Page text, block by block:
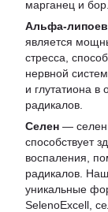
марганец и бор.
Альфа-
является
стресса,
нервной
и глутатиона в
радикалов.
Селен — селен
способствует
воспаления,
радикалов.
уникальные
SelenoExcell,